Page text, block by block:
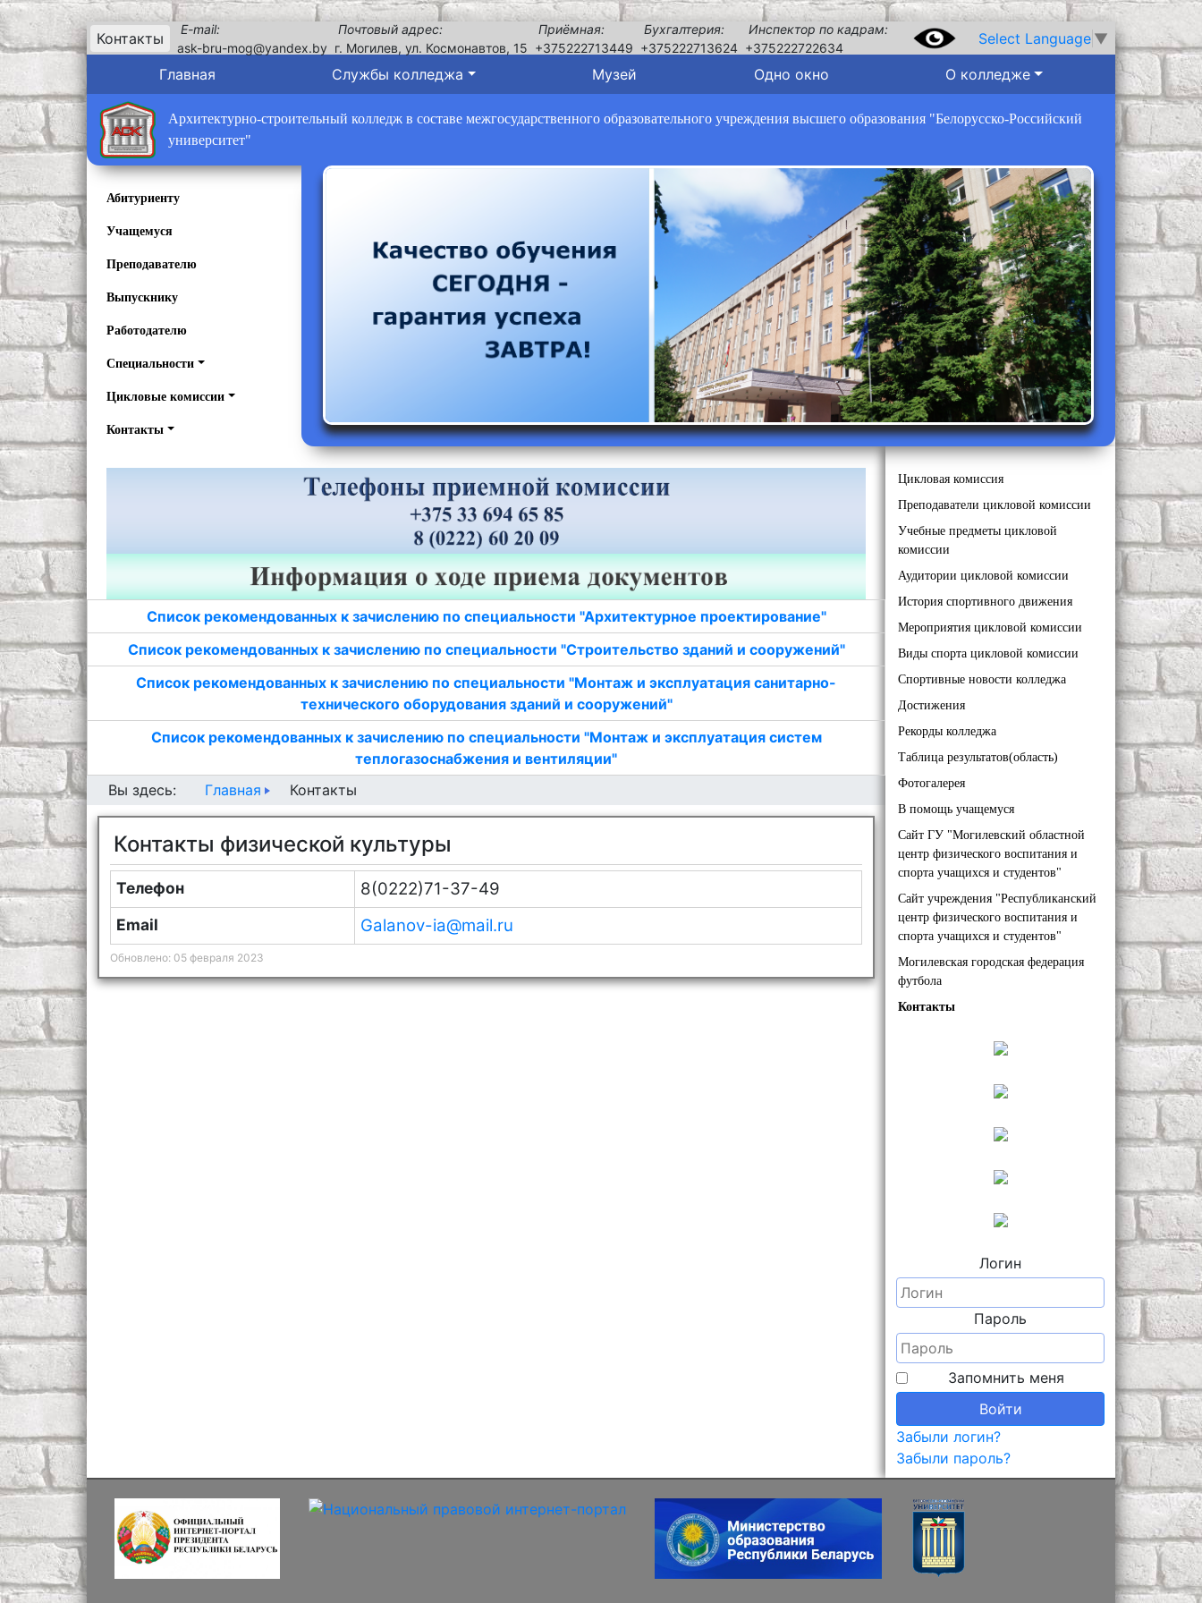
Контакты
E-mail:
ask-bru-mog@yandex.by
Почтовый адрес:
г. Могилев, ул. Космонавтов, 15
Приёмная:
+375222713449
Бухгалтерия:
+375222713624
Инспектор по кадрам:
+375222722634
Select Language ▼
Главная Службы колледжа Музей Одно окно О колледже
Архитектурно-строительный колледж в составе межгосударственного образовательного учреждения высшего образования "Белорусско-Российский
университет"
Абитуриенту
Учащемуся
Преподавателю
Выпускнику
Работодателю
Специальности
Цикловые комиссии
Контакты
Список рекомендованных к зачислению по специальности "Архитектурное проектирование"
Список рекомендованных к зачислению по специальности "Строительство зданий и сооружений"
Список рекомендованных к зачислению по специальности "Монтаж и эксплуатация санитарно-
технического оборудования зданий и сооружений"
Список рекомендованных к зачислению по специальности "Монтаж и эксплуатация систем
теплогазоснабжения и вентиляции"
Вы здесь:
Главная Контакты
Контакты физической культуры
Телефон 8(0222)71-37-49
Email Galanov-ia@mail.ru
Обновлено: 05 февраля 2023
Цикловая комиссия
Преподаватели цикловой комиссии
Учебные предметы цикловой
комиссии
Аудитории цикловой комиссии
История спортивного движения
Мероприятия цикловой комиссии
Виды спорта цикловой комиссии
Спортивные новости колледжа
Достижения
Рекорды колледжа
Таблица результатов(область)
Фотогалерея
В помощь учащемуся
Сайт ГУ "Могилевский областной
центр физического воспитания и
спорта учащихся и студентов"
Сайт учреждения "Республиканский
центр физического воспитания и
спорта учащихся и студентов"
Могилевская городская федерация
футбола
Контакты
Логин
Пароль
Запомнить меня
Войти
Забыли логин?
Забыли пароль?